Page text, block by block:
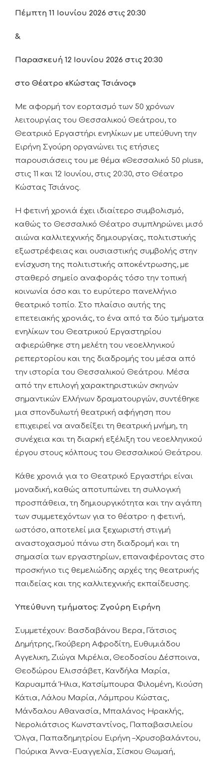
Πέμπτη 11 Ιουνίου 2026 στις 20:30
&
Παρασκευή 12 Ιουνίου 2026 στις 20:30
στο Θέατρο «Κώστας Τσιάνος»
Με αφορμή τον εορτασμό των 50 χρόνων
λειτουργίας του Θεσσαλικού Θεάτρου, το
Θεατρικό Εργαστήρι ενηλίκων με υπεύθυνη την
Ειρήνη Σγούρη οργανώνει τις ετήσιες
παρουσιάσεις του με θέμα «Θεσσαλικό 50 plus»,
στις 11 και 12 Ιουνίου, στις 20:30, στο Θέατρο
Κώστας Τσιάνος.
Η φετινή χρονιά έχει ιδιαίτερο συμβολισμό,
καθώς το Θεσσαλικό Θέατρο συμπληρώνει μισό
αιώνα καλλιτεχνικής δημιουργίας, πολιτιστικής
εξωστρέφειας και ουσιαστικής συμβολής στην
ενίσχυση της πολιτιστικής αποκέντρωσης, με
σταθερό σημείο αναφοράς τόσο την τοπική
κοινωνία όσο και το ευρύτερο πανελλήνιο
θεατρικό τοπίο. Στο πλαίσιο αυτής της
επετειακής χρονιάς, το ένα από τα δύο τμήματα
ενηλίκων του Θεατρικού Εργαστηρίου
αφιερώθηκε στη μελέτη του νεοελληνικού
ρεπερτορίου και της διαδρομής του μέσα από
την ιστορία του Θεσσαλικού Θεάτρου. Μέσα
από την επιλογή χαρακτηριστικών σκηνών
σημαντικών Ελλήνων δραματουργών, συντέθηκε
μια σπονδυλωτή θεατρική αφήγηση που
επιχειρεί να αναδείξει τη θεατρική μνήμη, τη
συνέχεια και τη διαρκή εξέλιξη του νεοελληνικού
έργου στους κόλπους του Θεσσαλικού Θεάτρου.
Κάθε χρονιά για το Θεατρικό Εργαστήρι είναι
μοναδική, καθώς αποτυπώνει τη συλλογική
προσπάθεια, τη δημιουργικότητα και την αγάπη
των συμμετεχόντων για το θέατρο· η φετινή,
ωστόσο, αποτελεί μια ξεχωριστή στιγμή
αναστοχασμού πάνω στη διαδρομή και τη
σημασία των εργαστηρίων, επαναφέροντας στο
προσκήνιο τις θεμελιώδης αρχές της θεατρικής
παιδείας και της καλλιτεχνικής εκπαίδευσης.
Υπεύθυνη τμήματος: Ζγούρη Ειρήνη
Συμμετέχουν: Βασδαβάνου Βερα, Γάτσιος
Δημήτρης, Γκούβερη Αφροδίτη, Ευθυμιάδου
Αγγελικη, Ζιώγα Μιρέλια, Θεοδοσίου Δέσποινα,
Θεοδώρου Ελισσάβετ, Κανδήλα Μαρία,
Καρυαμπά Ήλια, Κατσίμπουρα Φιλομένη, Κιούση
Κάτια, Λάλου Μαρία, Λάμπρου Κώστας,
Μάνδαλου Αθανασία, Μπαλάνος Ηρακλής,
Νερολιάτσιος Κωνσταντίνος, Παπαβασιλείου
Όλγα, Παπαδημητρίου Ειρήνη –Χρυσοβαλάντου,
Πούρικα Άννα-Ευαγγελία, Σίσκου Θωμαή,